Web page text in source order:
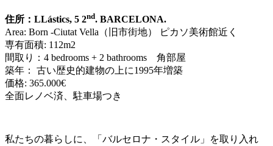
住所：LLástics, 5 2nd. BARCELONA.
Area: Born -Ciutat Vella（旧市街地） ピカソ美術館近く
専有面積: 112m2
間取り：4 bedrooms + 2 bathrooms 角部屋
築年： 古い歴史的建物の上に1995年増築
価格: 365.000€
全面レノベ済、駐車場つき
私たちの暮らしに、「バルセロナ・スタイル」を取り入れ